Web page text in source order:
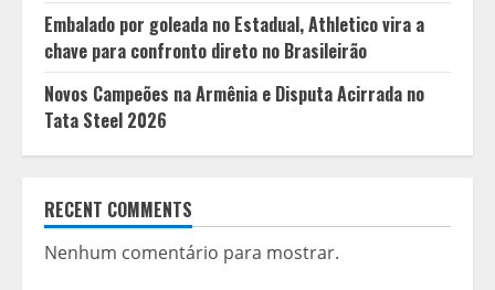
Embalado por goleada no Estadual, Athletico vira a
chave para confronto direto no Brasileirão
Novos Campeões na Armênia e Disputa Acirrada no
Tata Steel 2026
RECENT COMMENTS
Nenhum comentário para mostrar.